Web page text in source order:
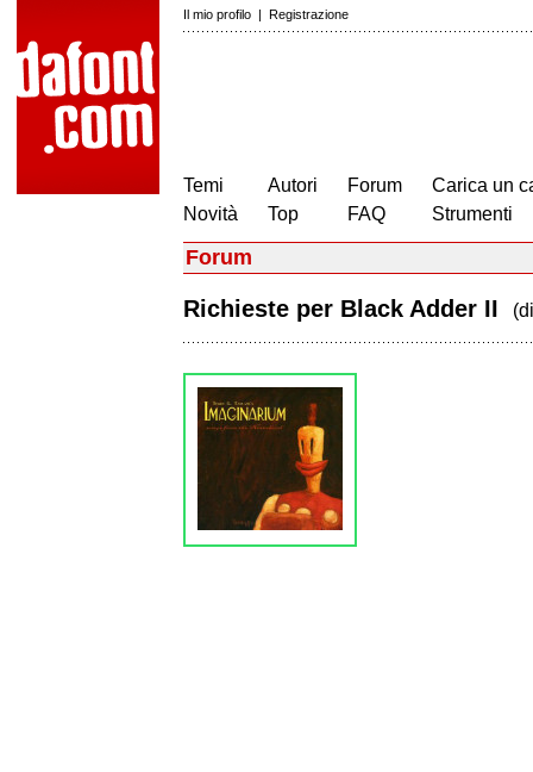
Il mio profilo | Registrazione
Temi
Novità
Autori
Top
Forum
FAQ
Carica un
Strumenti
Forum
Richieste per Black Adder II